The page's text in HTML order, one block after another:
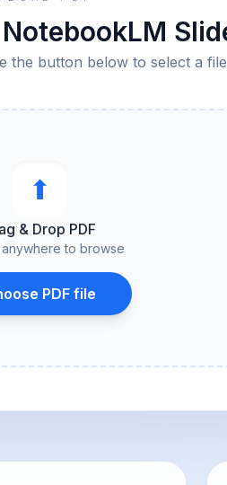
the button below to select a
⬆︎
& Drop PDF
to browse
PDF file